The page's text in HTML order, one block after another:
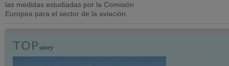
las medidas estudiadas por la Comisión
Europea para el sector de la aviación.